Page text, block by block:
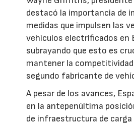
destacó la importancia de
medidas que impulsen las
vehículos electrificados en
subrayando que esto es
mantener la
segundo fabricante de
A pesar de los avances,
en la antepenúltima
de infraestructura de carga